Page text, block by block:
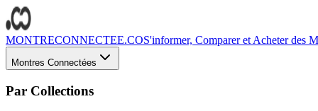
MONTRECONNECTEE.COS'informer, Comparer et Acheter des
Montres Connectées
Par Collections